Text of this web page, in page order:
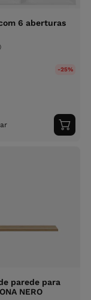
6 aberturas
-25%
ao
parede para
NERO